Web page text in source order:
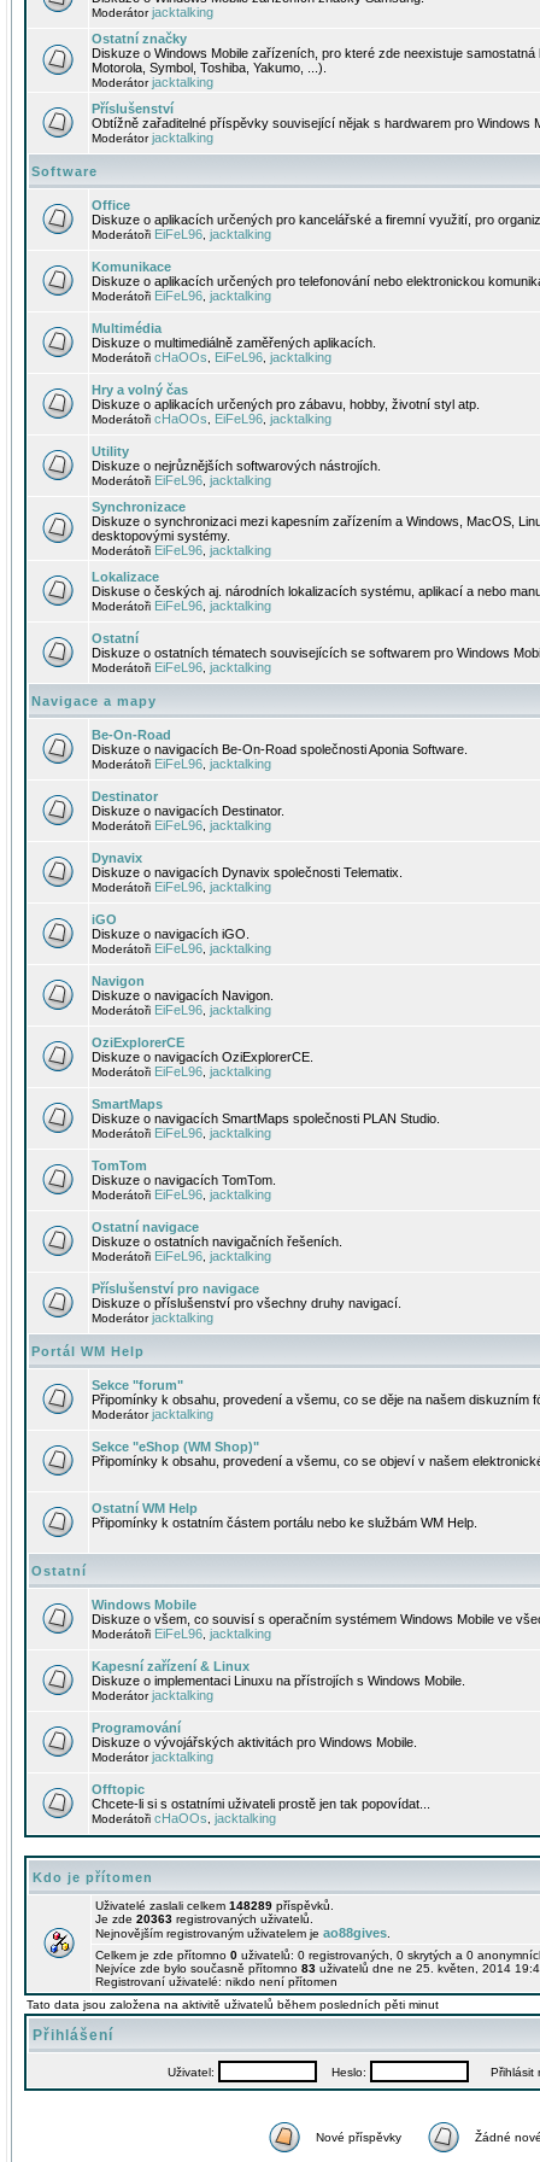
Moderátorjacktalking
Ostatní značky
Diskuze o Windows Mobile zařízeních, pro které zde neexistuje
Motorola, Symbol, Toshiba, Yakumo, ...).
Moderátorjacktalking
Příslušenství
Obtížně zařaditelné příspěvky související nějak s hardwarem pro Windows
Moderátorjacktalking
Software
Office
Diskuze o aplikacích určených pro kancelářské a firemní využití, pro
Moderátoři EiFeL96 jacktalking
Komunikace
Diskuze o aplikacích určených pro telefonování nebo elektronickou
Moderátoři EiFeL96 jacktalking
Multimédia
Diskuze o multimediálně zaměřených aplikacích.
Moderátoři cHaOOs EiFeL96 jacktalking
Hry a volný čas
Diskuze o aplikacích určených pro zábavu, hobby, životní styl atp.
Moderátoři cHaOOs EiFeL96 jacktalking
Utility
Diskuze o nejrůznějších softwarových nástrojích.
Moderátoři EiFeL96 jacktalking
Synchronizace
Diskuze o synchronizaci mezi kapesním zařízením a Windows, MacOS,
desktopovými systémy.
Moderátoři EiFeL96 jacktalking
Lokalizace
Diskuse o českých aj. národních lokalizacích systému, aplikací a nebo
Moderátoři EiFeL96 jacktalking
Ostatní
Diskuze o ostatních tématech souvisejících se softwarem pro Windows
Moderátoři EiFeL96 jacktalking
Navigace a mapy
Be-On-Road
Diskuze o navigacích Be-On-Road společnosti Aponia Software.
Moderátoři EiFeL96 jacktalking
Destinator
Diskuze o navigacích Destinator.
Moderátoři EiFeL96 jacktalking
Dynavix
Diskuze o navigacích Dynavix společnosti Telematix.
Moderátoři EiFeL96 jacktalking
iGO
Diskuze o navigacích iGO.
Moderátoři EiFeL96 jacktalking
Navigon
Diskuze o navigacích Navigon.
Moderátoři EiFeL96 jacktalking
OziExplorerCE
Diskuze o navigacích OziExplorerCE.
Moderátoři EiFeL96 jacktalking
SmartMaps
Diskuze o navigacích SmartMaps společnosti PLAN Studio.
Moderátoři EiFeL96 jacktalking
TomTom
Diskuze o navigacích TomTom.
Moderátoři EiFeL96 jacktalking
Ostatní navigace
Diskuze o ostatních navigačních řešeních.
Moderátoři EiFeL96 jacktalking
Příslušenství pro navigace
Diskuze o příslušenství pro všechny druhy navigací.
Moderátorjacktalking
Portál WM Help
Sekce "forum"
Připomínky k obsahu, provedení a všemu, co se děje na našem diskuzním
Moderátorjacktalking
Sekce "eShop (WM Shop)"
Připomínky k obsahu, provedení a všemu, co se objeví v našem
Ostatní WM Help
Připomínky k ostatním částem portálu nebo ke službám WM Help.
Ostatní
Windows Mobile
Diskuze o všem, co souvisí s operačním systémem Windows Mobile ve
Moderátoři EiFeL96 jacktalking
Kapesní zařízení & Linux
Diskuze o implementaci Linuxu na přístrojích s Windows Mobile.
Moderátorjacktalking
Programování
Diskuze o vývojářských aktivitách pro Windows Mobile.
Moderátorjacktalking
Offtopic
Chcete-li si s ostatními uživateli prostě jen tak popovídat...
Moderátoři cHaOOs jacktalking
Kdo je přítomen
Uživatelé zaslali celkem 148289 příspěvků.
Je zde 20363 registrovaných uživatelů.
Nejnovějším registrovaným uživatelem je ao88gives
Celkem je zde přítomno 0 uživatelů: 0 registrovaných, 0 skrytých a 0
Nejvíce zde bylo současně přítomno 83 uživatelů dne ne 25. květen, 2014
Registrovaní uživatelé: nikdo není přítomen
Tato data jsou založena na aktivitě uživatelů během posledních pěti minut
Přihlášení
Uživatel: Heslo: Přihlásit
Nové příspěvky Žádné